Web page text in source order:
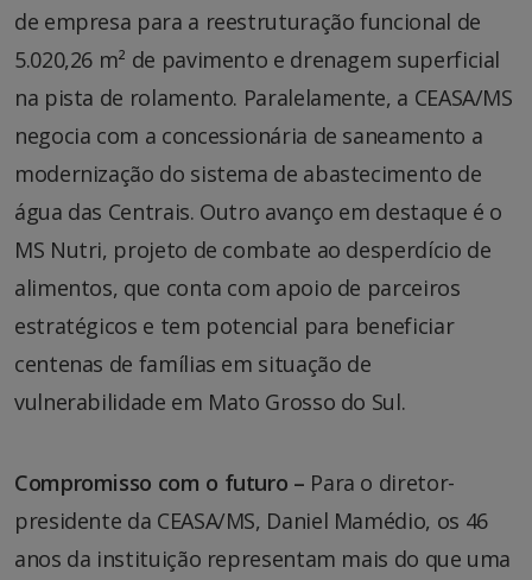
de empresa para a reestruturação funcional de
5.020,26 m² de pavimento e drenagem superficial
na pista de rolamento. Paralelamente, a CEASA/MS
negocia com a concessionária de saneamento a
modernização do sistema de abastecimento de
água das Centrais. Outro avanço em destaque é o
MS Nutri, projeto de combate ao desperdício de
alimentos, que conta com apoio de parceiros
estratégicos e tem potencial para beneficiar
centenas de famílias em situação de
vulnerabilidade em Mato Grosso do Sul.
Compromisso com o futuro – Para o diretor-
presidente da CEASA/MS, Daniel Mamédio, os 46
anos da instituição representam mais do que uma